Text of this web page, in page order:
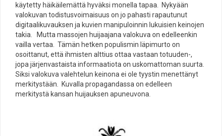
käytetty häikäilemättä hyväksi monella tapaa. Nykyään
valokuvan todistusvoimaisuus on jo pahasti rapautunut
digitaalikuvauksen ja kuvien manipuloinnin lukuisien keinojen
takia. Mutta massojen huijaajana valokuva on edelleenkin
vailla vertaa. Tämän hetken populismin läpimurto on
osoittanut, että ihmisten alttius ottaa vastaan totuuden-,
jopa järjenvastaista informaatiota on uskomattoman suurta.
Siksi valokuva valehtelun keinona ei ole tyystin menettänyt
merkitystään. Kuvalla propagandassa on edelleen
merkitystä kansan huijauksen apuneuvona.